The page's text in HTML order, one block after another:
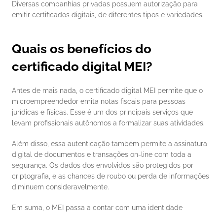
Diversas companhias privadas possuem autorização para
Quais os benefícios do
certificado digital MEI?
Antes de mais nada, o certificado digital MEI permite que o
microempreendedor emita notas fiscais para pessoas
jurídicas e físicas. Esse é um dos principais serviços que
levam profissionais autônomos a formalizar suas atividades.
Além disso, essa autenticação também permite a assinatura
digital de documentos e transações on-line com toda a
segurança. Os dados dos envolvidos são protegidos por
criptografia, e as chances de roubo ou perda de informações
diminuem consideravelmente.
Em suma, o MEI passa a contar com uma identidade